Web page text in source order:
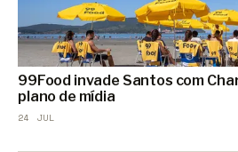
99Food invade Santos com
plano de mídia
24 JUL